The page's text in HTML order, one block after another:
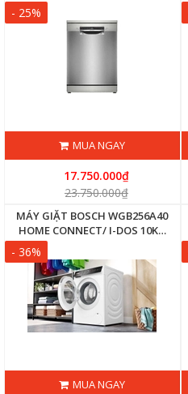
- 25%
MUA NGAY
17.750.000₫
23.750.000₫
MÁY GIẶT BOSCH WGB256A40
HOME CONNECT/ I-DOS 10KG
- 36%
MUA NGAY